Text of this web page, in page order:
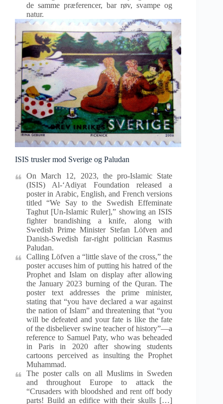
de samme præferencer, bar røv, svampe og
natur.
ISIS trusler mod Sverige og Paludan
On March 12, 2023, the pro-Islamic State
(ISIS) Al-‘Adiyat Foundation released a
poster in Arabic, English, and French versions
titled “We Say to the Swedish Effeminate
Taghut [Un-Islamic Ruler],” showing an ISIS
fighter brandishing a knife, along with
Swedish Prime Minister Stefan Löfven and
Danish-Swedish far-right politician Rasmus
Paludan.
Calling Löfven a “little slave of the cross,” the
poster accuses him of putting his hatred of the
Prophet and Islam on display after allowing
the January 2023 burning of the Quran. The
poster text addresses the prime minister,
stating that “you have declared a war against
the nation of Islam” and threatening that “you
will be defeated and your fate is like the fate
of the disbeliever swine teacher of history”—a
reference to Samuel Paty, who was beheaded
in Paris in 2020 after showing students
cartoons perceived as insulting the Prophet
Muhammad.
The poster calls on all Muslims in Sweden
and throughout Europe to attack the
“Crusaders with bloodshed and rent off body
parts! Build an edifice with their skulls […]